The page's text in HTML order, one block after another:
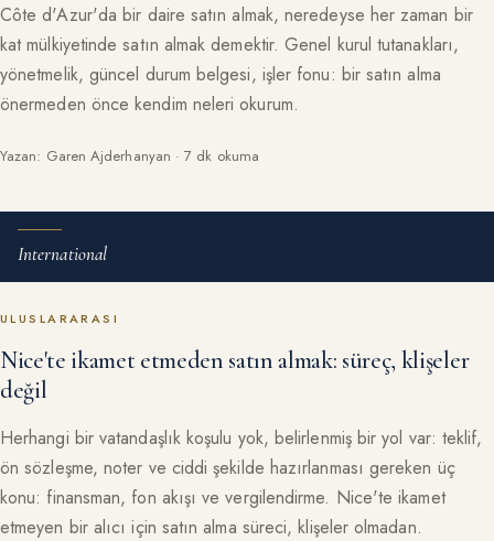
Côte d'Azur'da bir daire satın almak, neredeyse her zaman bir
kat mülkiyetinde satın almak demektir. Genel kurul tutanakları,
yönetmelik, güncel durum belgesi, işler fonu: bir satın alma
önermeden önce kendim neleri okurum.
Yazan: Garen Ajderhanyan · 7 dk okuma
International
ULUSLARARASI
Nice'te ikamet etmeden satın almak: süreç, klişeler
değil
Herhangi bir vatandaşlık koşulu yok, belirlenmiş bir yol var: teklif,
ön sözleşme, noter ve ciddi şekilde hazırlanması gereken üç
konu: finansman, fon akışı ve vergilendirme. Nice'te ikamet
etmeyen bir alıcı için satın alma süreci, klişeler olmadan.